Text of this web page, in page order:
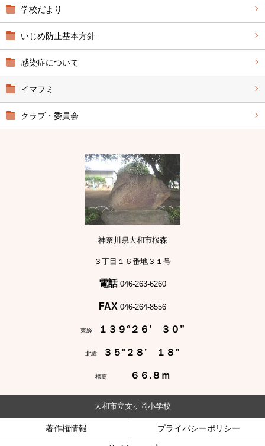
学校だより
いじめ防止基本方針
感染症について
イマフミ
クラブ・委員会
神奈川県大和市桜森
３丁目１６番地３１号
電話046-263-6260
FAX 046-264-8556
東経 １３９°２６’ ３０”
北緯 ３５°２８’ １８”
標高 ６６.８ｍ
大和市立文ヶ岡小学校
著作権情報 プライバシーポリシー